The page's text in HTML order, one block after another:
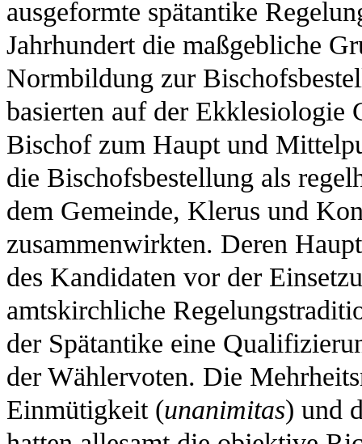
ausgeformte spätantike
Jahrhundert die maßgebliche
Normbildung zur
basierten auf der Ekklesiologie
Bischof zum Haupt und
die Bischofsbestellung als
dem Gemeinde, Klerus und
zusammenwirkten. Deren
des Kandidaten vor der
amtskirchliche
der Spätantike eine
der Wählervoten. Die
Einmütigkeit (unanimitas) und